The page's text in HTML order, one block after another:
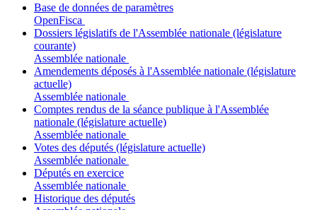
Base de données de paramètres
OpenFisca
Dossiers législatifs de l'Assemblée nationale (législature
courante)
Assemblée nationale
Amendements déposés à l'Assemblée nationale (législature
actuelle)
Assemblée nationale
Comptes rendus de la séance publique à l'Assemblée
nationale (législature actuelle)
Assemblée nationale
Votes des députés (législature actuelle)
Assemblée nationale
Députés en exercice
Assemblée nationale
Historique des députés